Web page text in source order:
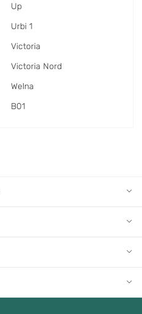
Up
Urbi 1
Victoria
Victoria Nord
Welna
В01